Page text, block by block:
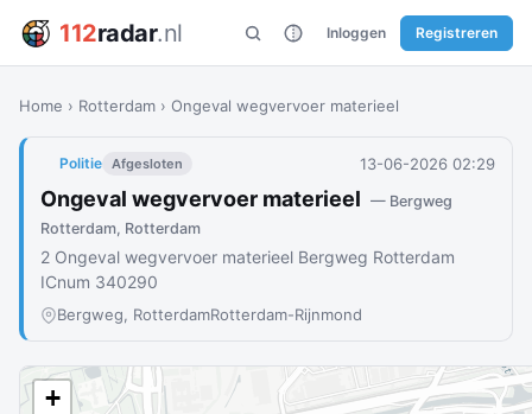
112radar.nl Inloggen Registreren
Home › Rotterdam › Ongeval wegvervoer materieel
Politie Afgesloten 13-06-2026 02:29
Ongeval wegvervoer materieel — Bergweg
Rotterdam, Rotterdam
2 Ongeval wegvervoer materieel Bergweg Rotterdam
ICnum 340290
Bergweg, RotterdamRotterdam-Rijnmond
+